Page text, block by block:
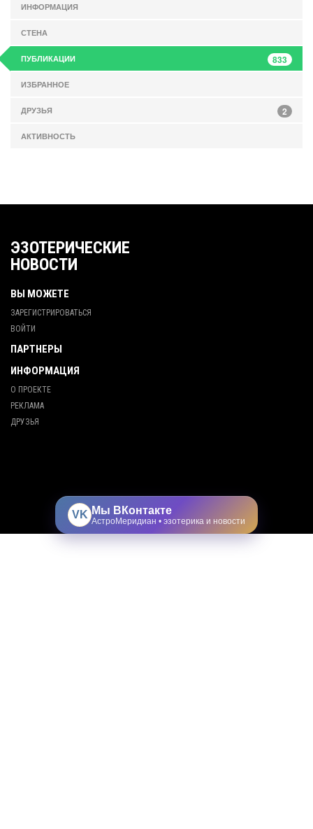
ИНФОРМАЦИЯ
СТЕНА
ПУБЛИКАЦИИ 833
ИЗБРАННОЕ
ДРУЗЬЯ 2
АКТИВНОСТЬ
ЭЗОТЕРИЧЕСКИЕ
НОВОСТИ
ВЫ МОЖЕТЕ
ЗАРЕГИСТРИРОВАТЬСЯ
ВОЙТИ
ПАРТНЕРЫ
ИНФОРМАЦИЯ
О ПРОЕКТЕ
РЕКЛАМА
ДРУЗЬЯ
VK Мы ВКонтакте
АстроМеридиан • эзотерика и новости